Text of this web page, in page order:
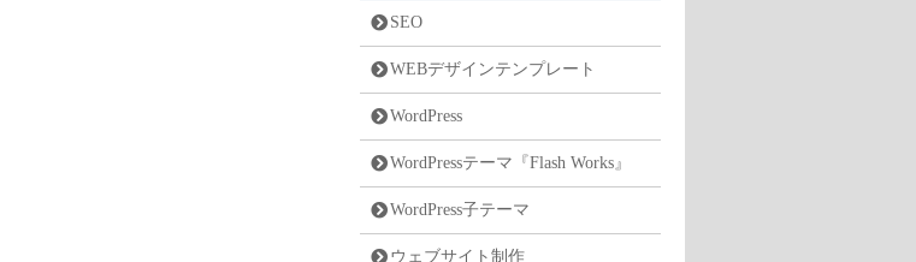
SEO
WEBデザインテンプレート
WordPress
WordPressテーマ『Flash Works』
WordPress子テーマ
ウェブサイト制作